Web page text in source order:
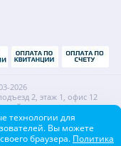
2026
2, этаж 1, офис 12
технологии для
Вы можете
браузера. Политика